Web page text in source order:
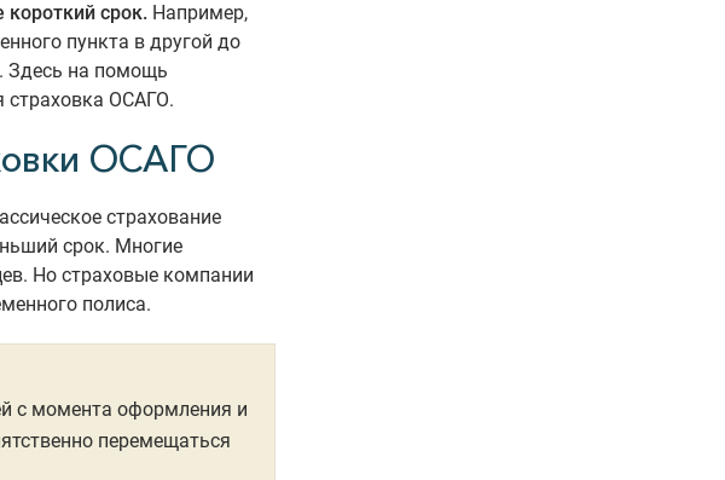
короткий срок. Например,
пункта в другой до
Здесь на помощь
страховка ОСАГО.
ОСАГО
страхование
срок. Многие
Но страховые компании
полиса.
с момента оформления и
перемещаться